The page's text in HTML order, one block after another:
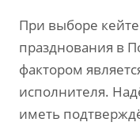
При выборе
празднования в
фактором
исполнителя.
иметь